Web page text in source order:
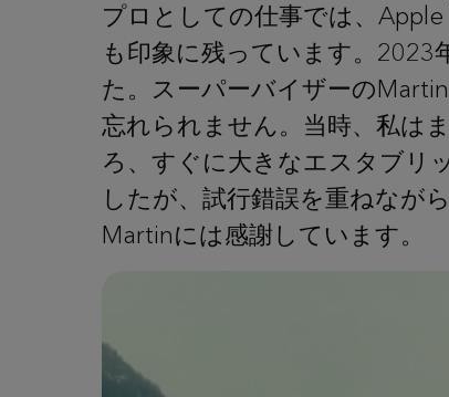
プロとしての仕事では、
も印象に残っています。
た。スーパーバイザーの
忘れられません。当時、私は
ろ、すぐに大きなエスタブリ
したが、試行錯誤を重ねなが
Martinには感謝しています。